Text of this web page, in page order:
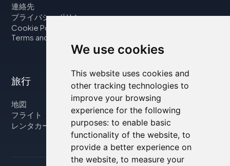
We use cookies
This website uses cookies and
other tracking technologies to
improve your browsing
experience for the following
purposes: to enable basic
functionality of the website, to
provide a better experience on
the website, to measure your
連絡先
プライバシーポリシー
Cookie Policy
Terms and Conditions
旅行
地図
フライト
レンタカー